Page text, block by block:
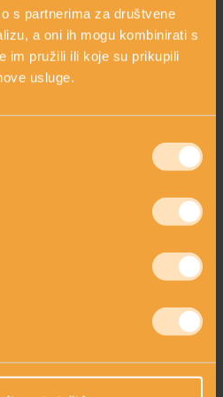
s partnerima za društvene
a oni ih mogu kombinirati s
im pružili ili koje su prikupili
usluge.